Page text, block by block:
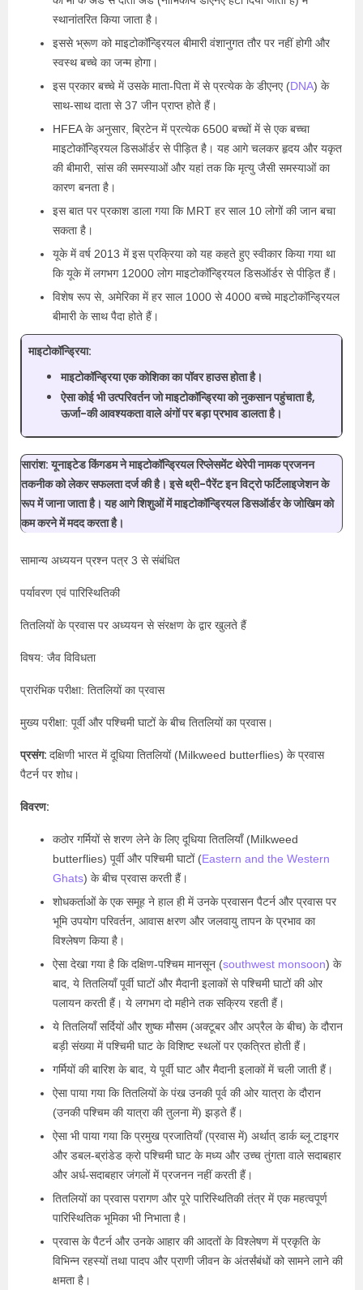
स्थानांतरित किया जाता है।
इससे भ्रूण को माइटोकॉन्ड्रियल बीमारी वंशानुगत तौर पर नहीं होगी और
स्वस्थ बच्चे का जन्म होगा।
इस प्रकार बच्चे में उसके माता-पिता में से प्रत्येक के डीएनए (DNA) के
साथ-साथ दाता से 37 जीन प्राप्त होते हैं।
HFEA के अनुसार, ब्रिटेन में प्रत्येक 6500 बच्चों में से एक बच्चा
माइटोकॉन्ड्रियल डिसऑर्डर से पीड़ित है। यह आगे चलकर हृदय और यकृत
की बीमारी, सांस की समस्याओं और यहां तक कि मृत्यु जैसी समस्याओं का
कारण बनता है।
इस बात पर प्रकाश डाला गया कि MRT हर साल 10 लोगों की जान बचा
सकता है।
यूके में वर्ष 2013 में इस प्रक्रिया को यह कहते हुए स्वीकार किया गया था
कि यूके में लगभग 12000 लोग माइटोकॉन्ड्रियल डिसऑर्डर से पीड़ित हैं।
विशेष रूप से, अमेरिका में हर साल 1000 से 4000 बच्चे माइटोकॉन्ड्रियल
बीमारी के साथ पैदा होते हैं।
माइटोकॉन्ड्रिया:
माइटोकॉन्ड्रिया एक कोशिका का पॉवर हाउस होता है।
ऐसा कोई भी उत्परिवर्तन जो माइटोकॉन्ड्रिया को नुकसान पहुंचाता है,
ऊर्जा-की आवश्यकता वाले अंगों पर बड़ा प्रभाव डालता है।
सारांश:यूनाइटेड किंगडम ने माइटोकॉन्ड्रियल रिप्लेसमेंट थेरेपी नामक प्रजनन
तकनीक को लेकर सफलता दर्ज की है। इसे थ्री-पैरेंट इन विट्रो फर्टिलाइजेशन के
रूप में जाना जाता है। यह आगे शिशुओं में माइटोकॉन्ड्रियल डिसऑर्डर के जोखिम को
कम करने में मदद करता है।
सामान्य अध्ययन प्रश्न पत्र 3 से संबंधित
पर्यावरण एवं पारिस्थितिकी
तितलियों के प्रवास पर अध्ययन से संरक्षण के द्वार खुलते हैं
विषय: जैव विविधता
प्रारंभिक परीक्षा: तितलियों का प्रवास
मुख्य परीक्षा: पूर्वी और पश्चिमी घाटों के बीच तितलियों का प्रवास।
प्रसंग: दक्षिणी भारत में दूधिया तितलियों (Milkweed butterflies) के प्रवास
पैटर्न पर शोध।
विवरण:
कठोर गर्मियों से शरण लेने के लिए दूधिया तितलियाँ (Milkweed
butterflies) पूर्वी और पश्चिमी घाटों (Eastern and the Western
Ghats) के बीच प्रवास करती हैं।
शोधकर्ताओं के एक समूह ने हाल ही में उनके प्रवासन पैटर्न और प्रवास पर
भूमि उपयोग परिवर्तन, आवास क्षरण और जलवायु तापन के प्रभाव का
विश्लेषण किया है।
ऐसा देखा गया है कि दक्षिण-पश्चिम मानसून (southwest monsoon) के
बाद, ये तितलियाँ पूर्वी घाटों और मैदानी इलाकों से पश्चिमी घाटों की ओर
पलायन करती हैं। ये लगभग दो महीने तक सक्रिय रहती हैं।
ये तितलियाँ सर्दियों और शुष्क मौसम (अक्टूबर और अप्रैल के बीच) के दौरान
बड़ी संख्या में पश्चिमी घाट के विशिष्ट स्थलों पर एकत्रित होती हैं।
गर्मियों की बारिश के बाद, ये पूर्वी घाट और मैदानी इलाकों में चली जाती हैं।
ऐसा पाया गया कि तितलियों के पंख उनकी पूर्व की ओर यात्रा के दौरान
(उनकी पश्चिम की यात्रा की तुलना में) झड़ते हैं।
ऐसा भी पाया गया कि प्रमुख प्रजातियाँ (प्रवास में) अर्थात् डार्क ब्लू टाइगर
और डबल-ब्रांडेड क्रो पश्चिमी घाट के मध्य और उच्च तुंगता वाले सदाबहार
और अर्ध-सदाबहार जंगलों में प्रजनन नहीं करती हैं।
तितलियों का प्रवास परागण और पूरे पारिस्थितिकी तंत्र में एक महत्वपूर्ण
पारिस्थितिक भूमिका भी निभाता है।
प्रवास के पैटर्न और उनके आहार की आदतों के विश्लेषण में प्रकृति के
विभिन्न रहस्यों तथा पादप और प्राणी जीवन के अंतर्संबंधों को सामने लाने की
क्षमता है।